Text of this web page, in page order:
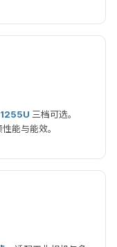
三档可选。
能与能效。